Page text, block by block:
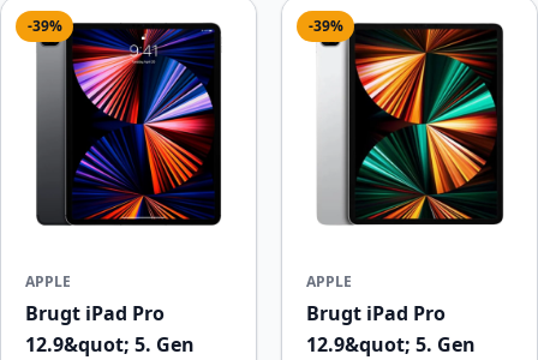
-39%
APPLE
Brugt iPad Pro
12.9&quot; 5. Gen
-39%
APPLE
Brugt iPad Pro
12.9&quot; 5. Gen